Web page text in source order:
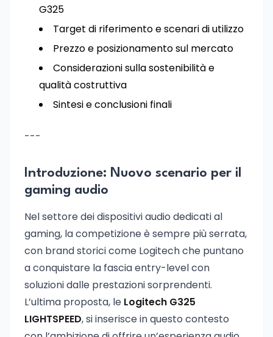
G325
Target di riferimento e scenari di utilizzo
Prezzo e posizionamento sul mercato
Considerazioni sulla sostenibilità e
qualità costruttiva
Sintesi e conclusioni finali
---
Introduzione: Nuovo scenario per il
gaming audio
Nel settore dei dispositivi audio dedicati al
gaming, la competizione è sempre più serrata,
con brand storici come Logitech che puntano
a conquistare la fascia entry-level con
soluzioni dalle prestazioni sorprendenti.
L’ultima proposta, le Logitech G325
LIGHTSPEED, si inserisce in questo contesto